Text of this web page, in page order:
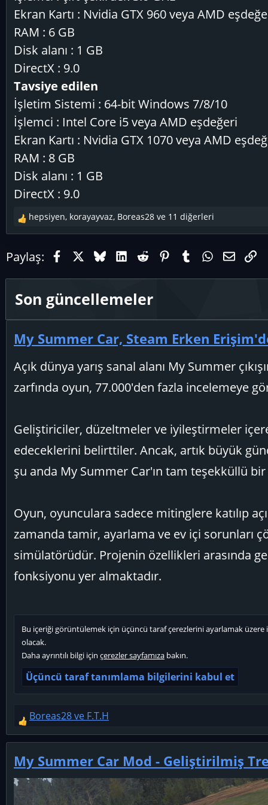
Ekran Kartı : Nvidia GTX 960 veya AMD
RAM : 6 GB
Disk alanı : 1 GB
DirectX : 9.0
Tavsiye edilen
İşletim Sistemi : 64-bit Windows 7/8/10
İşlemci : Intel Core i5 veya AMD eşdeğeri
Ekran Kartı : Nvidia GTX 1070 veya AMD
RAM : 8 GB
Disk alanı : 1 GB
DirectX : 9.0
T
e
k
e
:
hepsiyen, korayayvaz, Boreas28 ve 11 diğerleri
Paylaş: FacebookX (Twitter)
BlueskyLinkedIn
RedditPinterestTumblr
WhatsApp
E-posta
Son güncellemeler
My Summer Car, Steam Erken
Açık dünya yarış sanal alanı My Summer
zarfında oyun, 77.000'den fazla incelemeye
Geliştiriciler, düzeltmeler ve iyileştirmeler
edeceklerini belirttiler. Ancak, artık büyük
şu anda My Summer Car'ın tam teşekküllü
Oyun, oyunculara sadece mitinglere katılıp
zamanda tamir, ayarlama ve ev içi sorunları
simülatörüdür. Projenin özellikleri arasında
fonksiyonu yer almaktadır.
Bu içeriği görüntülemek için üçüncü taraf çerezlerini ayarlamak üzere
olacak.
Daha ayrıntılı bilgi için çerezler sayfamıza bakın.
Üçüncü taraf tanımlama bilgilerini kabul et
T
e
k
i
Boreas28ve F.T.H
My Summer Car Mod - Geliştirilmiş